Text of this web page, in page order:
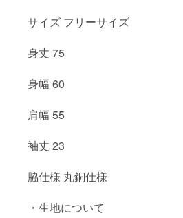
サイズ フリーサイズ
身丈 75
身幅 60
肩幅 55
袖丈 23
脇仕様 丸銅仕様
・生地について